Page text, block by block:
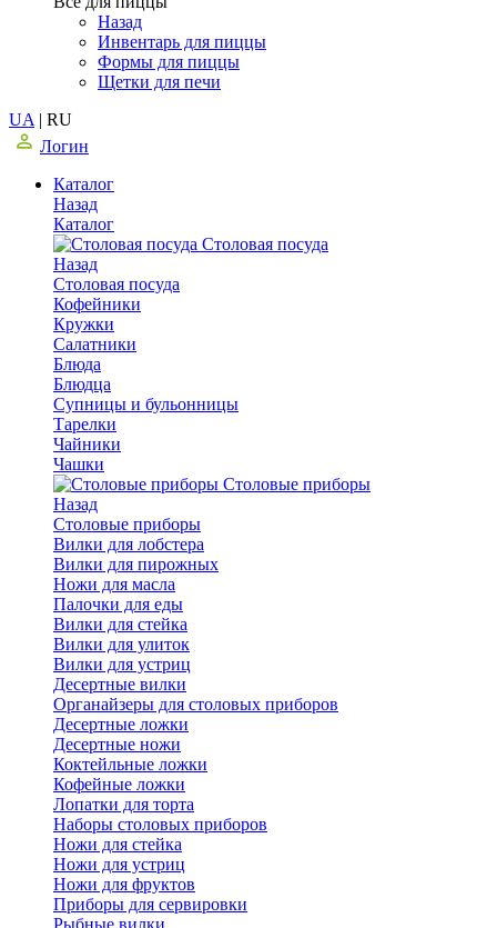
Назад
Инвентарь для пиццы
Формы для пиццы
Щетки для печи
UA | RU
Логин
Каталог
Назад
Каталог
Столовая посуда
Назад
Столовая посуда
Кофейники
Кружки
Салатники
Блюда
Блюдца
Супницы и бульонницы
Тарелки
Чайники
Чашки
Cтоловые приборы
Назад
Cтоловые приборы
Вилки для лобстера
Вилки для пирожных
Ножи для масла
Палочки для еды
Вилки для стейка
Вилки для улиток
Вилки для устриц
Десертные вилки
Органайзеры для столовых приборов
Десертные ложки
Десертные ножи
Коктейльные ложки
Кофейные ложки
Лопатки для торта
Наборы столовых приборов
Ножи для стейка
Ножи для устриц
Ножи для фруктов
Приборы для сервировки
Рыбные вилки